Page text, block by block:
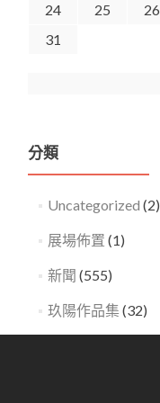
24
25 26
31
分類
Uncategorized (2)
展場佈置 (1)
新聞 (555)
玖陽作品集 (32)